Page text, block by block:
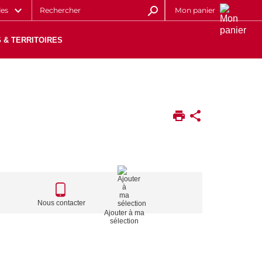
Mon panier
& TERRITOIRES
CALL
TO
ACTIONS
Nous contacter
Ajouter à ma
sélection